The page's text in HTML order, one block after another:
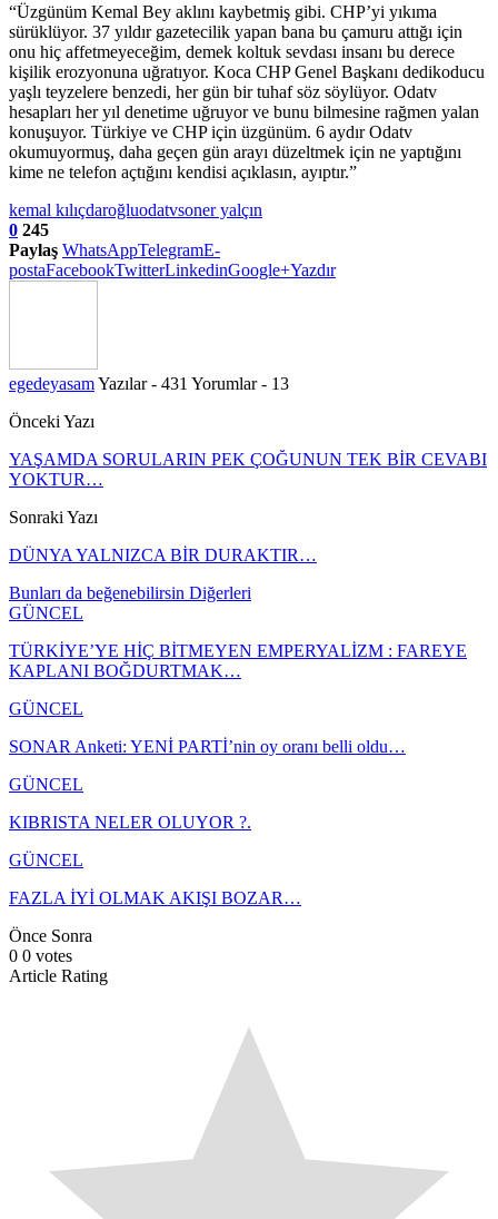
“Üzgünüm Kemal Bey aklını kaybetmiş gibi. CHP’yi yıkıma
sürüklüyor. 37 yıldır gazetecilik yapan bana bu çamuru attığı için
onu hiç affetmeyeceğim, demek koltuk sevdası insanı bu derece
kişilik erozyonuna uğratıyor. Koca CHP Genel Başkanı dedikoducu
yaşlı teyzelere benzedi, her gün bir tuhaf söz söylüyor. Odatv
hesapları her yıl denetime uğruyor ve bunu bilmesine rağmen yalan
konuşuyor. Türkiye ve CHP için üzgünüm. 6 aydır Odatv
okumuyormuş, daha geçen gün arayı düzeltmek için ne yaptığını
kime ne telefon açtığını kendisi açıklasın, ayıptır.”
kemal kılıçdaroğluodatvsoner yalçın
0 245
Paylaş WhatsAppTelegramE-
postaFacebookTwitterLinkedinGoogle+Yazdır
egedeyasamYazılar - 431 Yorumlar - 13
Önceki Yazı
YAŞAMDA SORULARIN PEK ÇOĞUNUN TEK BİR CEVABI
YOKTUR…
Sonraki Yazı
DÜNYA YALNIZCA BİR DURAKTIR…
Bunları da beğenebilirsin Diğerleri
GÜNCEL
TÜRKİYE’YE HİÇ BİTMEYEN EMPERYALİZM : FAREYE
KAPLANI BOĞDURTMAK…
GÜNCEL
SONAR Anketi: YENİ PARTİ’nin oy oranı belli oldu…
GÜNCEL
KIBRISTA NELER OLUYOR ?.
GÜNCEL
FAZLA İYİ OLMAK AKIŞI BOZAR…
Önce Sonra
0 0 votes
Article Rating